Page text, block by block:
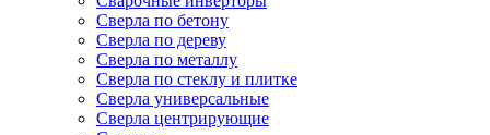
Сверла по бетону
Сверла по дереву
Сверла по металлу
Сверла по стеклу и плитке
Сверла универсальные
Сверла центрирующие